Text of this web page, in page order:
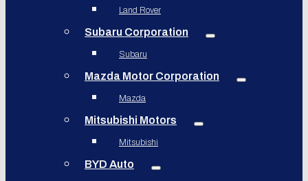
Land Rover
Subaru Corporation
Subaru
Mazda Motor Corporation
Mazda
Mitsubishi Motors
Mitsubishi
BYD Auto